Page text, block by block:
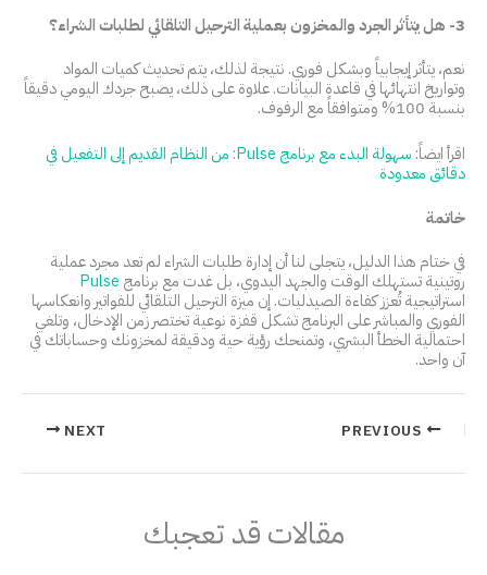
3- هل يتأثر الجرد والمخزون بعملية الترحيل التلقائي لطلبات الشراء؟
نعم، يتأثر إيجابياً وبشكل فوري. نتيجة لذلك، يتم تحديث كميات المواد
وتواريخ انتهائها في قاعدة البيانات. علاوة على ذلك، يصبح جردك اليومي دقيقاً
بنسبة 100% ومتوافقاً مع الرفوف.
اقرأ ايضاً:
سهولة البدء مع برنامج Pulse: من النظام القديم إلى التفعيل في
دقائق معدودة
خاتمة
في ختام هذا الدليل، يتجلى لنا أن إدارة طلبات الشراء لم تعد مجرد عملية
روتينية تستهلك الوقت والجهد اليدوي، بل غدت مع برنامج Pulse
استراتيجية تُعزز كفاءة الصيدليات. إن ميزة الترحيل التلقائي للفواتير وانعكاسها
الفوري والمباشر على البرنامج تشكل قفزة نوعية تختصر زمن الإدخال، وتلغي
احتمالية الخطأ البشري، وتمنحك رؤية حية ودقيقة لمخزونك وحساباتك في
آن واحد.
NEXT
مقالات قد تعجبك